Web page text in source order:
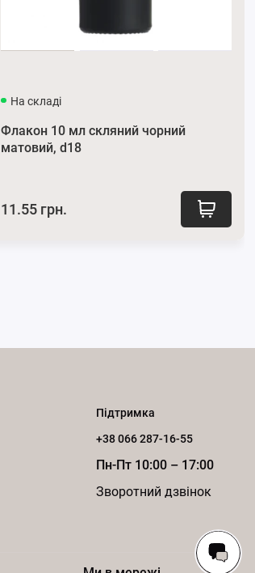
На складі
Флакон 10 мл скляний чорний
матовий, d18
11.55 грн.
Підтримка
+38 066 287-16-55
Пн-Пт 10:00 – 17:00
Зворотний дзвінок